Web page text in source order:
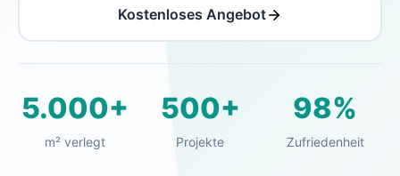
Kostenloses Angebot
5.000+
m² verlegt
500+
Projekte
98%
Zufriedenheit